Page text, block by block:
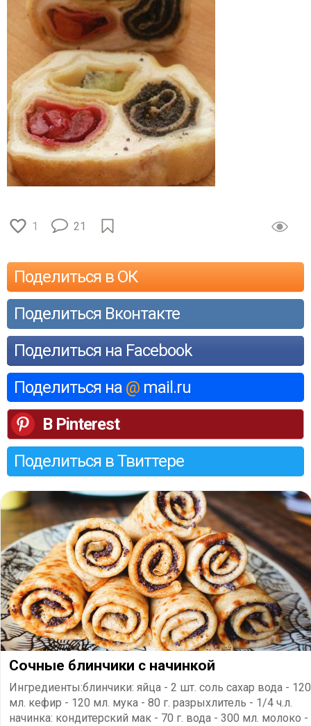
1 21
Поделиться в ОК
Поделиться Вконтакте
Поделиться на Facebook
Поделиться на @ mail.ru
В Pinterest
Поделиться в Твиттере
Сочные блинчики с начинкой
Ингредиенты:блинчики: яйца - 2 шт. соль сахар вода - 120
мл. кефир - 120 мл. мука - 80 г. разрыхлитель - 1/4 ч.л.
начинка: кондитерский мак - 70 г. вода - 300 мл. молоко -